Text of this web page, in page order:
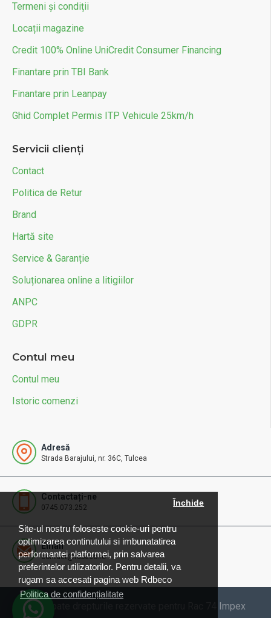
Site-ul nostru foloseste cookie-uri pentru
optimizarea continutului si imbunatatirea
performantei platformei, prin salvarea
preferintelor utilizatorilor. Pentru detalii, va
rugam sa accesati pagina web Rdbeco
Politica de confidențialitate
Închide
Termeni și condiții
Locații magazine
Credit 100% Online UniCredit Consumer Financing
Finantare prin TBI Bank
Finantare prin Leanpay
Ghid Complet Permis ITP Vehicule 25km/h
Servicii clienți
Contact
Politica de Retur
Brand
Hartă site
Service & Garanție
Soluționarea online a litigiilor
ANPC
GDPR
Contul meu
Contul meu
Istoric comenzi
Adresă
Strada Barajului, nr. 36C, Tulcea
Contactați-ne
0745.073.252
Email
contact@rdbeco.ro
© 2025 Toate drepturile rezervate pentru Rac 74 Impex